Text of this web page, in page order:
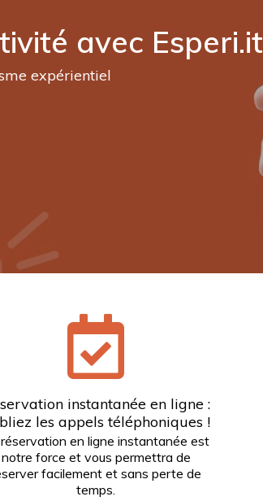
avec Esperi.it
expérientiel
instantanée en ligne :
les appels téléphoniques !
en ligne instantanée est
notre force et vous permettra de
facilement et sans perte de
temps.